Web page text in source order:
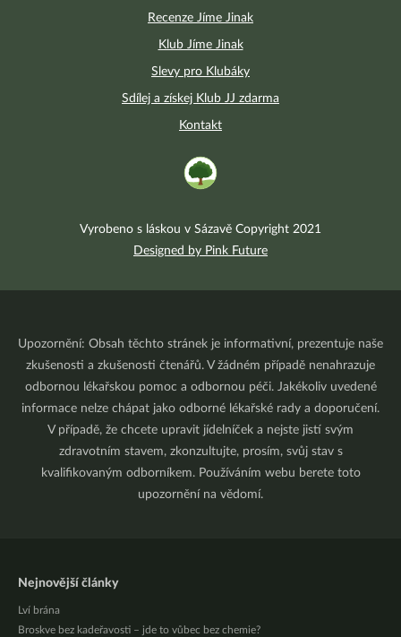
Recenze Jíme Jinak
Klub Jíme Jinak
Slevy pro Klubáky
Sdílej a získej Klub JJ zdarma
Kontakt
Vyrobeno s láskou v Sázavě Copyright 2021
Designed by Pink Future
Upozornění: Obsah těchto stránek je informativní, prezentuje naše
zkušenosti a zkušenosti čtenářů. V žádném případě nenahrazuje
odbornou lékařskou pomoc a odbornou péči. Jakékoliv uvedené
informace nelze chápat jako odborné lékařské rady a doporučení.
V případě, že chcete upravit jídelníček a nejste jistí svým
zdravotním stavem, zkonzultujte, prosím, svůj stav s
kvalifikovaným odborníkem. Používáním webu berete toto
upozornění na vědomí.
Nejnovější články
Lví brána
Broskve bez kadeřavosti – jde to vůbec bez chemie?